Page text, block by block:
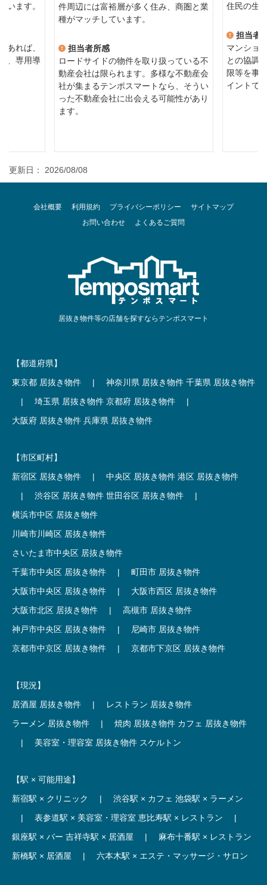
件周辺には富裕層が多く住み、商圏と業
種がマッチしています。
担当者所感
ロードサイドの物件を取り扱っている不
動産会社は限られます。多様な不動産会
社が集まるテンポスマートなら、そうい
った不動産会社に出会える可能性があり
ます。
住民の生
担当者
マンショ
との協調
限等を事
イントで
います。
あれば、
、専用導
更新日： 2026/08/08
会社概要 利用規約 プライバシーポリシー
サイトマップ
お問い合わせ
よくあるご質問
居抜き物件等の店舗を探すならテンポスマート
【都道府県】
東京都 居抜き物件
| 神奈川県 居抜き物件 千葉県 居抜き物件
|
埼玉県 居抜き物件 京都府 居抜き物件
|
大阪府 居抜き物件 兵庫県 居抜き物件
【市区町村】
新宿区 居抜き物件
| 中央区 居抜き物件 港区 居抜き物件
|
渋谷区 居抜き物件 世田谷区 居抜き物件
|
横浜市中区 居抜き物件
川崎市川崎区 居抜き物件
さいたま市中央区 居抜き物件
千葉市中央区 居抜き物件
|
町田市 居抜き物件
大阪市中央区 居抜き物件
|
大阪市西区 居抜き物件
大阪市北区 居抜き物件
|
高槻市 居抜き物件
神戸市中央区 居抜き物件
|
尼崎市 居抜き物件
京都市中京区 居抜き物件
| 京都市下京区 居抜き物件
【現況】
居酒屋 居抜き物件
|
レストラン 居抜き物件
ラーメン 居抜き物件
| 焼肉 居抜き物件 カフェ 居抜き物件
|
美容室・理容室 居抜き物件 スケルトン
【駅 × 可能用途】
新宿駅 × クリニック
| 渋谷駅 × カフェ 池袋駅 × ラーメン
|
表参道駅 × 美容室・理容室 恵比寿駅 × レストラン
|
銀座駅 × バー 吉祥寺駅 × 居酒屋 |
麻布十番駅 × レストラン
新橋駅 × 居酒屋
| 六本木駅 × エステ・マッサージ・サロン